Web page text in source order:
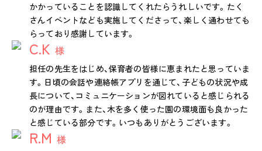
かかっていることを認識してくれたらうれしいです。たく
さんイベントなども実施してくださって、楽しく通わせても
らっており感謝しています。
C.K 様
担任の先生をはじめ、保育者の皆様に恵まれたと思っていま
す。日頃の会話や連絡帳アプリを通じて、子どもの状況や成
長について、コミュニケーションが図れていると感じられる
のが理由です。また、木を多く使った園の環境面も良かった
と感じている部分です。いつもありがとうございます。
R.M 様